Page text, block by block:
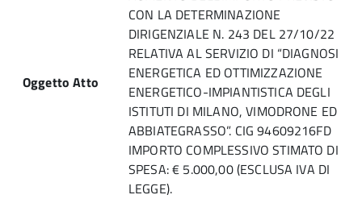
Oggetto Atto
CON LA DETERMINAZIONE
DIRIGENZIALE N. 243 DEL 27/10/22
RELATIVA AL SERVIZIO DI “DIAGNOSI
ENERGETICA ED OTTIMIZZAZIONE
ENERGETICO-IMPIANTISTICA DEGLI
ISTITUTI DI MILANO, VIMODRONE ED
ABBIATEGRASSO”. CIG 94609216FD
IMPORTO COMPLESSIVO STIMATO DI
SPESA: € 5.000,00 (ESCLUSA IVA DI
LEGGE).